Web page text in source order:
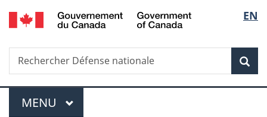
Passer
au
principal
Passer
à
Au
du
Passer
à
version
simplifiée
de
la
EN
Recherche
Rechercher
Défense
Menu
MENU PRINCIPAL